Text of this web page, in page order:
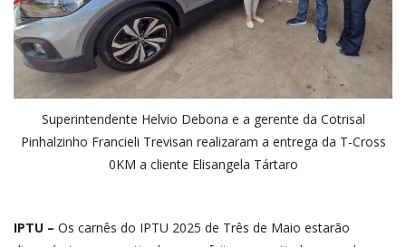
Superintendente Helvio Debona e a gerente da Cotrisal
Pinhalzinho Francieli Trevisan realizaram a entrega da T-Cross
0KM a cliente Elisangela Tártaro
IPTU – Os carnês do IPTU 2025 de Três de Maio estarão